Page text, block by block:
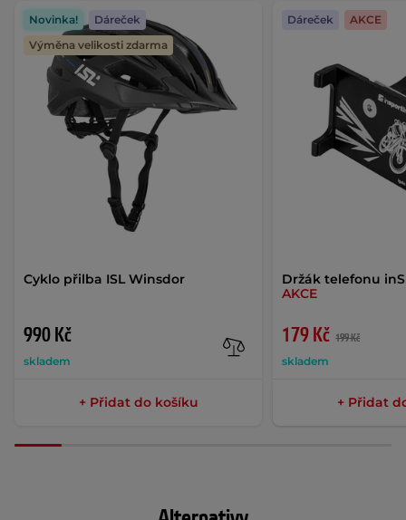
Cyklo přilba ISL Winsdor
990 Kč
skladem
Novinka!
Dáreček
Výměna velikosti zdarma
+ Přidat do košíku
Držák telefonu
AKCE
179 Kč 199 Kč
skladem
Dáreček AKCE
+ Přidat